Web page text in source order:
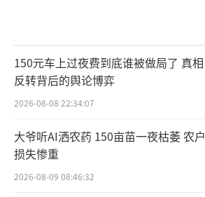
150元车上过夜费到底谁被做局了 真相
反转背后的舆论博弈
2026-08-08 22:34:07
大爷听AI洒农药 150亩苗一夜枯萎 农户
损失惨重
2026-08-09 08:46:32